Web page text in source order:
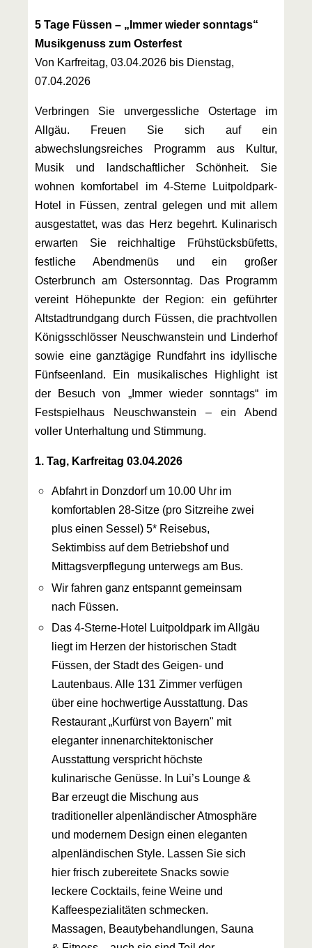
5 Tage Füssen – „Immer wieder sonntags“
Musikgenuss zum Osterfest
Von Karfreitag, 03.04.2026 bis Dienstag,
07.04.2026
Verbringen Sie unvergessliche Ostertage im
Allgäu. Freuen Sie sich auf ein
abwechslungsreiches Programm aus Kultur,
Musik und landschaftlicher Schönheit. Sie
wohnen komfortabel im 4-Sterne Luitpoldpark-
Hotel in Füssen, zentral gelegen und mit allem
ausgestattet, was das Herz begehrt. Kulinarisch
erwarten Sie reichhaltige Frühstücksbüfetts,
festliche Abendmenüs und ein großer
Osterbrunch am Ostersonntag. Das Programm
vereint Höhepunkte der Region: ein geführter
Altstadtrundgang durch Füssen, die prachtvollen
Königsschlösser Neuschwanstein und Linderhof
sowie eine ganztägige Rundfahrt ins idyllische
Fünfseenland. Ein musikalisches Highlight ist
der Besuch von „Immer wieder sonntags“ im
Festspielhaus Neuschwanstein – ein Abend
voller Unterhaltung und Stimmung.
1. Tag, Karfreitag 03.04.2026
Abfahrt in Donzdorf um 10.00 Uhr im
komfortablen 28-Sitze (pro Sitzreihe zwei
plus einen Sessel) 5* Reisebus,
Sektimbiss auf dem Betriebshof und
Mittagsverpflegung unterwegs am Bus.
Wir fahren ganz entspannt gemeinsam
nach Füssen.
Das 4-Sterne-Hotel Luitpoldpark im Allgäu
liegt im Herzen der historischen Stadt
Füssen, der Stadt des Geigen- und
Lautenbaus. Alle 131 Zimmer verfügen
über eine hochwertige Ausstattung. Das
Restaurant „Kurfürst von Bayern" mit
eleganter innenarchitektonischer
Ausstattung verspricht höchste
kulinarische Genüsse. In Lui’s Lounge &
Bar erzeugt die Mischung aus
traditioneller alpenländischer Atmosphäre
und modernem Design einen eleganten
alpenländischen Style. Lassen Sie sich
hier frisch zubereitete Snacks sowie
leckere Cocktails, feine Weine und
Kaffeespezialitäten schmecken.
Massagen, Beautybehandlungen, Sauna